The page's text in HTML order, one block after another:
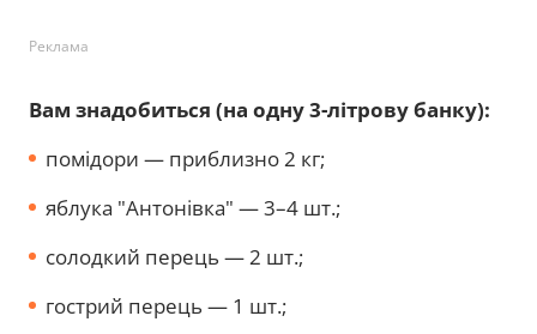
Реклама
Вам знадобиться (на одну 3-літрову банку):
помідори — приблизно 2 кг;
яблука "Антонівка" — 3–4 шт.;
солодкий перець — 2 шт.;
гострий перець — 1 шт.;